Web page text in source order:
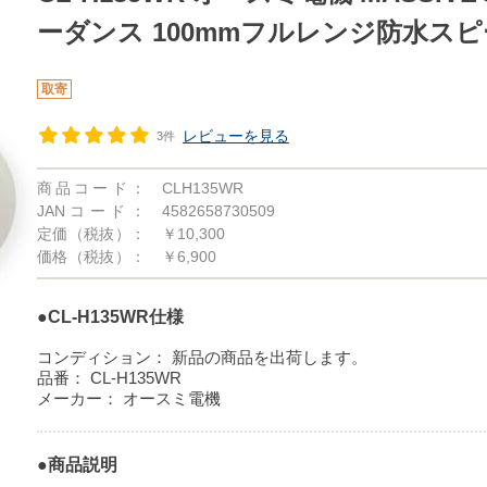
ーダンス 100mmフルレンジ防水ス
取寄
3件 レビューを見る
商品コード：
CLH135WR
JANコード：
4582658730509
定価（税抜）：
￥10,300
価格（税抜）：
￥6,900
●CL-H135WR仕様
コンディション：
新品の商品を出荷します。
品番： CL-H135WR
メーカー：
オースミ電機
●商品説明